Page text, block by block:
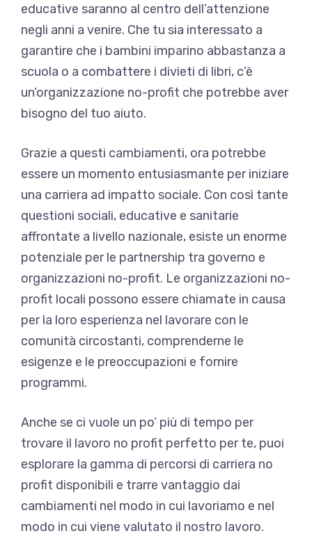
educative saranno al centro dell’attenzione
negli anni a venire. Che tu sia interessato a
garantire che i bambini imparino abbastanza a
scuola o a combattere i divieti di libri, c’è
un’organizzazione no-profit che potrebbe aver
bisogno del tuo aiuto.
Grazie a questi cambiamenti, ora potrebbe
essere un momento entusiasmante per iniziare
una carriera ad impatto sociale. Con così tante
questioni sociali, educative e sanitarie
affrontate a livello nazionale, esiste un enorme
potenziale per le partnership tra governo e
organizzazioni no-profit. Le organizzazioni no-
profit locali possono essere chiamate in causa
per la loro esperienza nel lavorare con le
comunità circostanti, comprenderne le
esigenze e le preoccupazioni e fornire
programmi.
Anche se ci vuole un po’ più di tempo per
trovare il lavoro no profit perfetto per te, puoi
esplorare la gamma di percorsi di carriera no
profit disponibili e trarre vantaggio dai
cambiamenti nel modo in cui lavoriamo e nel
modo in cui viene valutato il nostro lavoro.